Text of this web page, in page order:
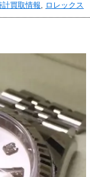
計買取情報, ロレックス